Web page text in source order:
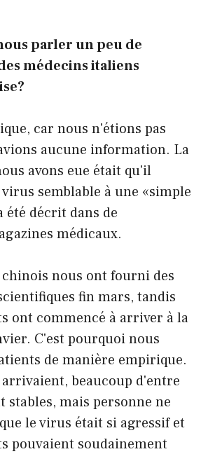
parler un peu de
médecins italiens
car nous n'étions pas
aucune information. La
avons eue était qu'il
semblable à une «simple
été décrit dans de
médicaux.
nous ont fourni des
fin mars, tandis
ont commencé à arriver à la
C'est pourquoi nous
de manière empirique.
beaucoup d'entre
stables, mais personne ne
le virus était si agressif et
pouvaient soudainement